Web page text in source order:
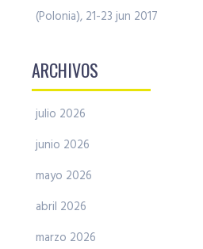
(Polonia), 21-23 jun 2017
ARCHIVOS
julio 2026
junio 2026
mayo 2026
abril 2026
marzo 2026